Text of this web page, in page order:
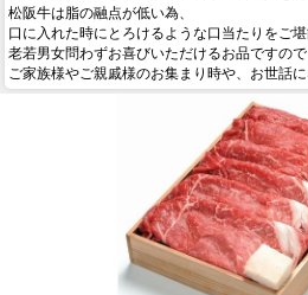
松阪牛は脂の融点が低い為、
口に入れた時にとろけるような口当たりをご堪
老若男女問わずお喜びいただけるお品ですので
ご家族様やご親戚様のお集まり時や、お世話に